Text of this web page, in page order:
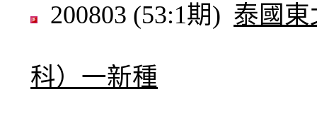
200803 (53:1期) 泰國
科）一新種